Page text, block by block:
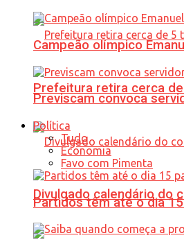
Prefeitura retira cerca
Divulgado calendário do
Campeão olímpico
Previscam convoca
Política
Tudo
Economia
Favo com Pimenta
Partidos têm até o dia